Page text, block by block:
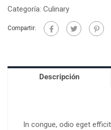
Categoría: Culinary
Compartir:
Descripción
In congue, odio eget